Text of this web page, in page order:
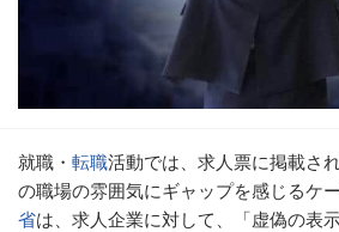
就職・ 転職活動では、求人票に掲載さ
の職場の雰囲気にギャップを感じるケー
省は、求人企業に対して、「虚偽の表